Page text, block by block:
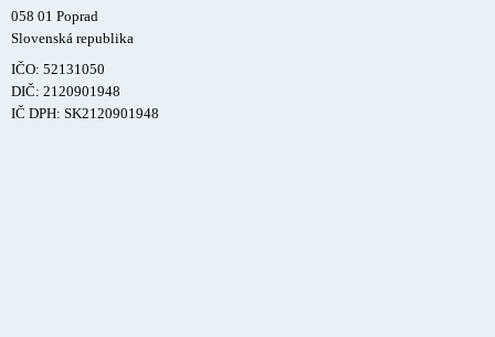
058 01 Poprad
Slovenská republika
IČO: 52131050
DIČ: 2120901948
IČ DPH: SK2120901948